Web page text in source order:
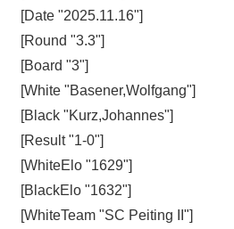
[Date "2025.11.16"]
[Round "3.3"]
[Board "3"]
[White "Basener,Wolfgang"]
[Black "Kurz,Johannes"]
[Result "1-0"]
[WhiteElo "1629"]
[BlackElo "1632"]
[WhiteTeam "SC Peiting II"]